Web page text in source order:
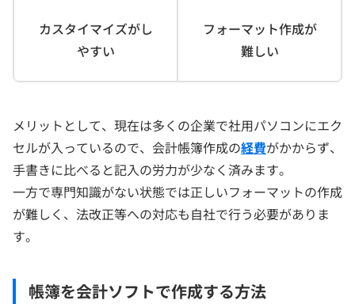
カスタイマイズがし
やすい
フォーマット作成が
難しい
メリットとして、現在は多くの企業で社用パソコンにエク
セルが入っているので、会計帳簿作成の経費がかからず、
手書きに比べると記入の労力が少なく済みます。
一方で専門知識がない状態では正しいフォーマットの作成
が難しく、法改正等への対応も自社で行う必要がありま
す。
帳簿を会計ソフトで作成する方法